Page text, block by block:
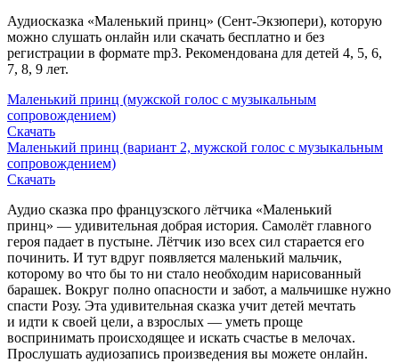
Аудиосказка «Маленький принц» (Сент-Экзюпери), которую
можно слушать онлайн или скачать бесплатно и без
регистрации в формате mp3. Рекомендована для детей 4, 5, 6,
7, 8, 9 лет.
Маленький принц (мужской голос с музыкальным
сопровождением)
Скачать
Маленький принц (вариант 2, мужской голос с музыкальным
сопровождением)
Скачать
Аудио сказка про французского лётчика «Маленький
принц» — удивительная добрая история. Самолёт главного
героя падает в пустыне. Лётчик изо всех сил старается его
починить. И тут вдруг появляется маленький мальчик,
которому во что бы то ни стало необходим нарисованный
барашек. Вокруг полно опасности и забот, а мальчишке нужно
спасти Розу. Эта удивительная сказка учит детей мечтать
и идти к своей цели, а взрослых — уметь проще
воспринимать происходящее и искать счастье в мелочах.
Прослушать аудиозапись произведения вы можете онлайн.